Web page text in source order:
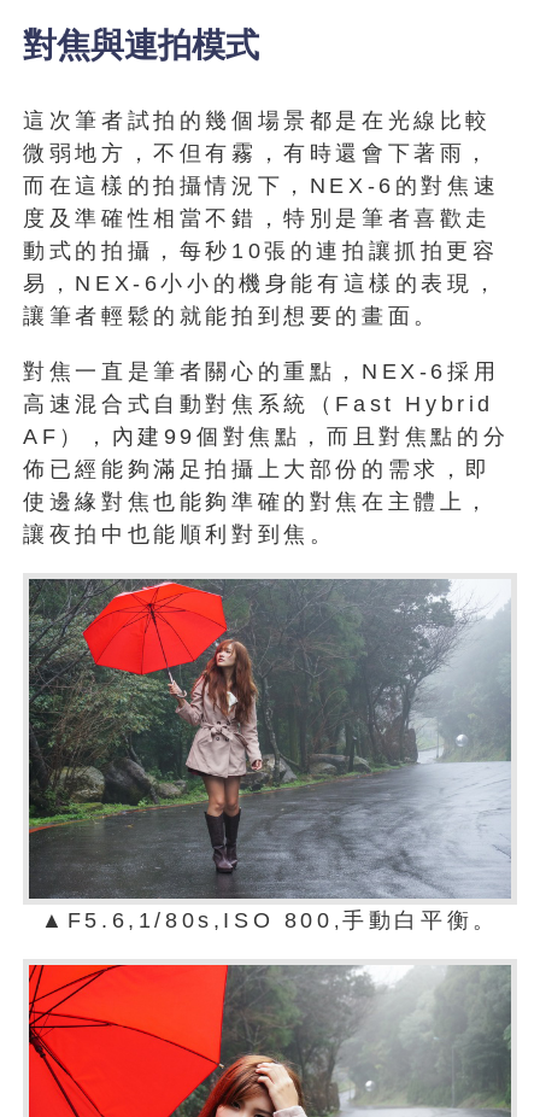
對焦與連拍模式
這次筆者試拍的幾個場景都是在光線比較
微弱地方，不但有霧，有時還會下著雨，
而在這樣的拍攝情況下，NEX-6的對焦速
度及準確性相當不錯，特別是筆者喜歡走
動式的拍攝，每秒10張的連拍讓抓拍更容
易，NEX-6小小的機身能有這樣的表現，
讓筆者輕鬆的就能拍到想要的畫面。
對焦一直是筆者關心的重點，NEX-6採用
高速混合式自動對焦系統（Fast Hybrid
AF），內建99個對焦點，而且對焦點的分
佈已經能夠滿足拍攝上大部份的需求，即
使邊緣對焦也能夠準確的對焦在主體上，
讓夜拍中也能順利對到焦。
▲F5.6,1/80s,ISO 800 ,手動白平衡。